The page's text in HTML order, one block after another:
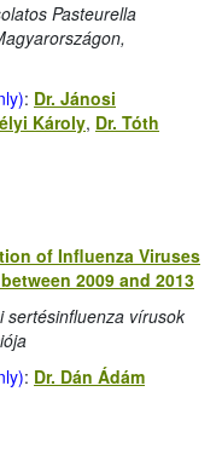
Pasteurella
: Dr. Jánosi
Károly, Dr. Tóth
of Influenza Viruses
2009 and 2013
sertésinfluenza vírusok
: Dr. Dán Ádám